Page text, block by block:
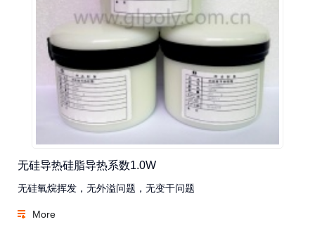
无硅导热硅脂导热系数1.0W
无硅氧烷挥发，无外溢问题，无变干问题
More